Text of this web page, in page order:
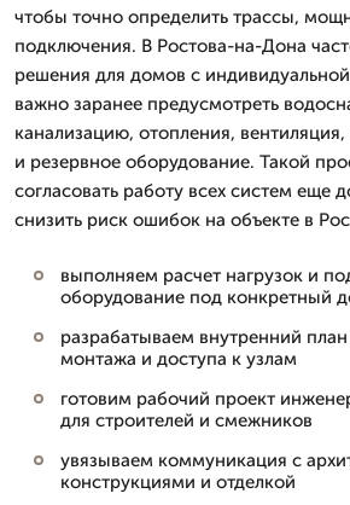
чтобы точно определить трассы,
подключения. В Ростова-на-Дона
решения для домов с
важно заранее предусмотреть
канализацию, отопления,
и резервное оборудование. Такой
согласовать работу всех систем еще
снизить риск ошибок на объекте в
выполняем расчет нагрузок и
оборудование под конкретный
разрабатываем внутренний
монтажа и доступа к узлам
готовим рабочий проект
для строителей и смежников
увязываем коммуникация с
конструкциями и отделкой